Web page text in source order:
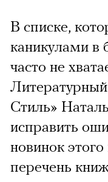
В списке,
каникулами в
часто не
Стиль»
исправить
новинок
перечень